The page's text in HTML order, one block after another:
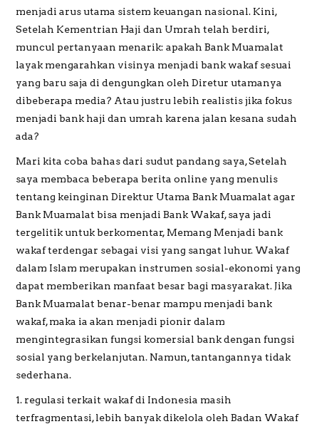
menjadi arus utama sistem keuangan nasional. Kini,
Setelah Kementrian Haji dan Umrah telah berdiri,
muncul pertanyaan menarik: apakah Bank Muamalat
layak mengarahkan visinya menjadi bank wakaf sesuai
yang baru saja di dengungkan oleh Diretur utamanya
dibeberapa media? Atau justru lebih realistis jika fokus
menjadi bank haji dan umrah karena jalan kesana sudah
ada?
Mari kita coba bahas dari sudut pandang saya, Setelah
saya membaca beberapa berita online yang menulis
tentang keinginan Direktur Utama Bank Muamalat agar
Bank Muamalat bisa menjadi Bank Wakaf, saya jadi
tergelitik untuk berkomentar, Memang Menjadi bank
wakaf terdengar sebagai visi yang sangat luhur. Wakaf
dalam Islam merupakan instrumen sosial-ekonomi yang
dapat memberikan manfaat besar bagi masyarakat. Jika
Bank Muamalat benar-benar mampu menjadi bank
wakaf, maka ia akan menjadi pionir dalam
mengintegrasikan fungsi komersial bank dengan fungsi
sosial yang berkelanjutan. Namun, tantangannya tidak
sederhana.
1. regulasi terkait wakaf di Indonesia masih
terfragmentasi, lebih banyak dikelola oleh Badan Wakaf